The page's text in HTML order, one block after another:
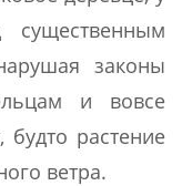
существенным
законы
и вовсе
будто растение
ветра.